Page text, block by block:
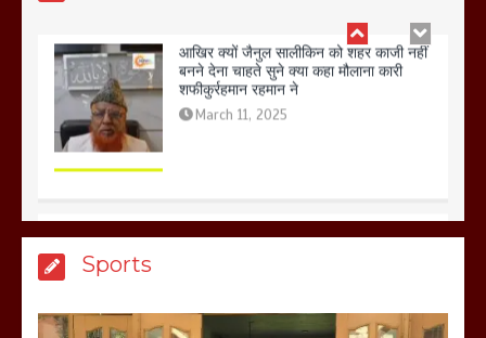
बिजली विभाग से परेशान होकर बागपत में एक संत
ने सरकार को दी आमरण अनशन की चेतावनी
March 8, 2025
Sports